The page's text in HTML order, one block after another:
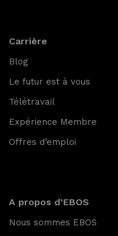
Carrière
Blog
Le futur est à vous
Télétravail
Expérience Membre
Offres d’emploi
A propos d’EBOS
Nous sommes EBOS